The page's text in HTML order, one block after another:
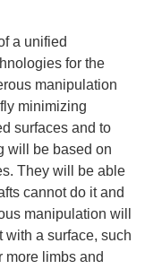
a unified
for the
manipulation
minimizing
surfaces and to
will be based on
They will be able
cannot do it and
manipulation will
with a surface, such
more limbs and